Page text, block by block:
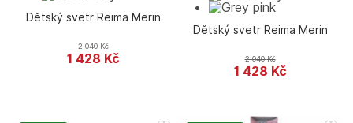
Dětský svetr Reima Merin
1 428 Kč
2 040Kč
Dětský svetr Reima Merin
1 428 Kč
2 040Kč